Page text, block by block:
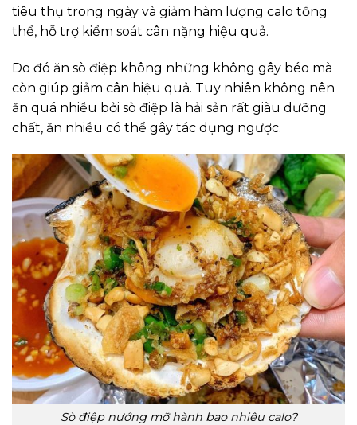
tiêu thụ trong ngày và giảm hàm lượng calo tổng
thể, hỗ trợ kiểm soát cân nặng hiệu quả.
Do đó ăn sò điệp không những không gây béo mà
còn giúp giảm cân hiệu quả. Tuy nhiên không nên
ăn quá nhiều bởi sò điệp là hải sản rất giàu dưỡng
chất, ăn nhiều có thể gây tác dụng ngược.
Sò điệp nướng mỡ hành bao nhiêu calo?